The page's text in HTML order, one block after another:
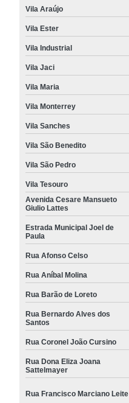
Vila Araújo
Vila Ester
Vila Industrial
Vila Jaci
Vila Maria
Vila Monterrey
Vila Sanches
Vila São Benedito
Vila São Pedro
Vila Tesouro
Avenida Cesare Mansueto
Giulio Lattes
Estrada Municipal Joel de
Paula
Rua Afonso Celso
Rua Aníbal Molina
Rua Barão de Loreto
Rua Bernardo Alves dos
Santos
Rua Coronel João Cursino
Rua Dona Eliza Joana
Sattelmayer
Rua Francisco Marciano Leite